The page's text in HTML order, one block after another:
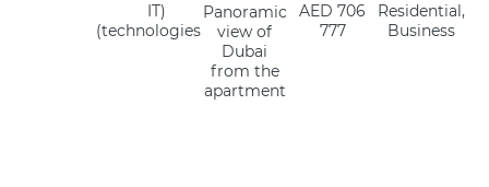
Residential,
Business
AED 706
777
Panoramic
view of
Dubai
from the
apartment
(IT
technologies)